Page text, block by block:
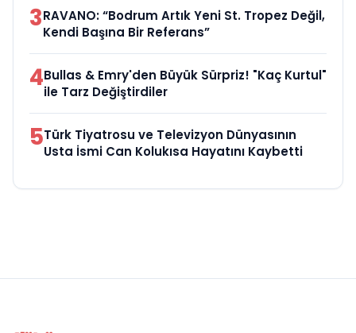
3RAVANO: “Bodrum Artık Yeni St. Tropez Değil,
Kendi Başına Bir Referans”
4Bullas & Emry'den Büyük Sürpriz! "Kaç Kurtul"
ile Tarz Değiştirdiler
5Türk Tiyatrosu ve Televizyon Dünyasının
Usta İsmi Can Kolukısa Hayatını Kaybetti